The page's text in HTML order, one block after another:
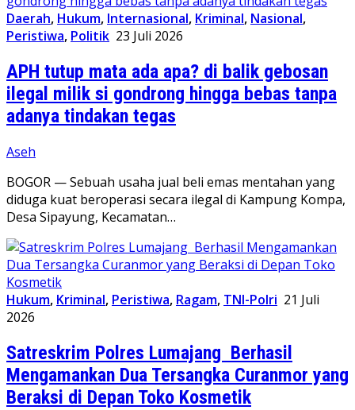
Daerah, Hukum, Internasional, Kriminal, Nasional,
Peristiwa, Politik 23 Juli 2026
APH tutup mata ada apa? di balik gebosan
ilegal milik si gondrong hingga bebas tanpa
adanya tindakan tegas
Aseh
BOGOR — Sebuah usaha jual beli emas mentahan yang
diduga kuat beroperasi secara ilegal di Kampung Kompa,
Desa Sipayung, Kecamatan…
Hukum, Kriminal, Peristiwa, Ragam, TNI-Polri 21 Juli
2026
Satreskrim Polres Lumajang Berhasil
Mengamankan Dua Tersangka Curanmor yang
Beraksi di Depan Toko Kosmetik